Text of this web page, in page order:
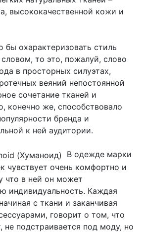
высококачественной кожи и
охарактеризовать стиль
то это, пожалуй, слово
в просторных силуэтах,
веяний непостоянной
сочетание тканей и
конечно же, способствовало
бренда и
к ней аудитории.
В одежде марки
чувствует очень комфортно и
что в ней он может
индивидуальность. Каждая
с ткани и заканчивая
говорит о том, что
не подстраивается под моду, но